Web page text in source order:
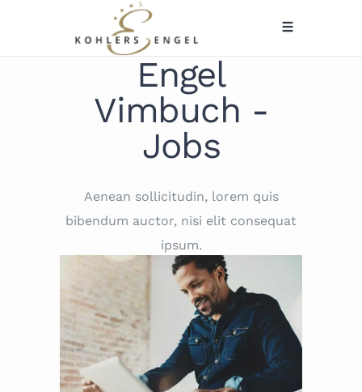
Engel
Vimbuch -
Jobs
Aenean sollicitudin, lorem quis
bibendum auctor, nisi elit consequat
ipsum.